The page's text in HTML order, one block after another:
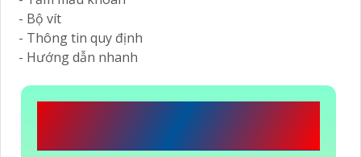
- Bộ vít
- Thông tin quy định
- Hướng dẫn nhanh